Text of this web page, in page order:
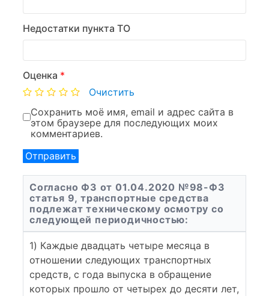
Недостатки пункта ТО
Оценка *
Очистить
Сохранить моё имя, email и адрес сайта в
этом браузере для последующих моих
комментариев.
Согласно ФЗ от 01.04.2020 №98-ФЗ
статья 9, транспортные средства
подлежат техническому осмотру со
следующей периодичностью:
1) Каждые двадцать четыре месяца в
отношении следующих транспортных
средств, с года выпуска в обращение
которых прошло от четырех до десяти лет,